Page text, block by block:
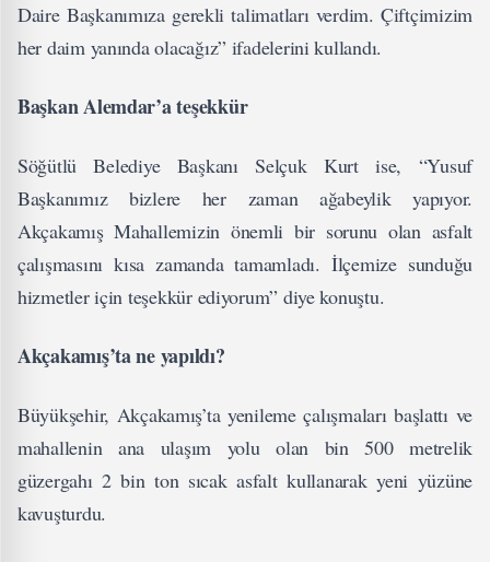
Daire Başkanımıza gerekli talimatları verdim. Çiftçimizim
her daim yanında olacağız” ifadelerini kullandı.
Başkan Alemdar’a teşekkür
Söğütlü Belediye Başkanı Selçuk Kurt ise, “Yusuf
Başkanımız bizlere her zaman ağabeylik yapıyor.
Akçakamış Mahallemizin önemli bir sorunu olan asfalt
çalışmasını kısa zamanda tamamladı. İlçemize sunduğu
hizmetler için teşekkür ediyorum” diye konuştu.
Akçakamış’ta ne yapıldı?
Büyükşehir, Akçakamış’ta yenileme çalışmaları başlattı ve
mahallenin ana ulaşım yolu olan bin 500 metrelik
güzergahı 2 bin ton sıcak asfalt kullanarak yeni yüzüne
kavuşturdu.